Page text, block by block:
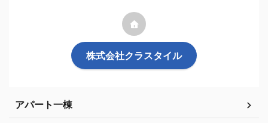
株式会社クラスタイル
アパート一棟